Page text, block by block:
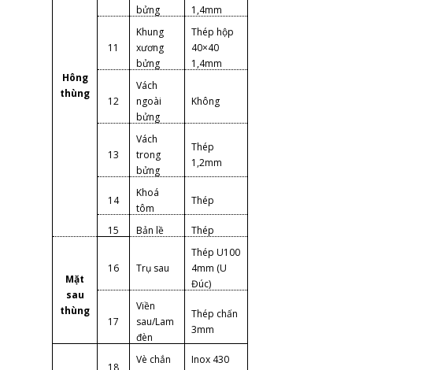
Hông
thùng
bửng
1,4mm
11
Khung
xương
bửng
Thép hộp
40×40
1,4mm
12
Vách
ngoài
bửng
Không
13
Vách
trong
bửng
Thép
1,2mm
14
Khoá
tôm
Thép
15 Bản lề Thép
Mặt
sau
thùng
16 Trụ sau
Thép U100
4mm (U
Đúc)
17
Viền
sau/Lam
đèn
Thép chấn
3mm
18
Vè chắn
Inox 430